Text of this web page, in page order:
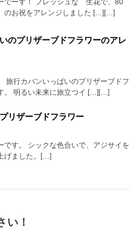
でーす！ フレッシュな 生花で、80
のお祝をアレンジしました […][…]
のプリザーブドフラワーのアレ
旅行カバンいっぱいのプリザーブドフ
。 明るい未来に旅立つイ […][…]
リザーブドフラワー
です。 シックな色合いで、アジサイを
げました。[…]
い！